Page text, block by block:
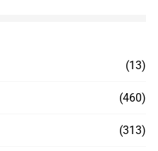
(13)
(460)
(313)